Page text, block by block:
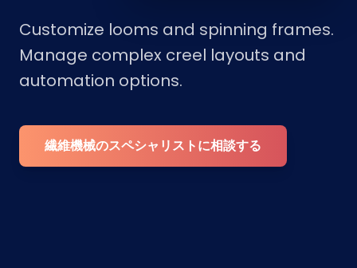
Customize looms and spinning frames.
Manage complex creel layouts and
automation options.
繊維機械のスペシャリストに相談する